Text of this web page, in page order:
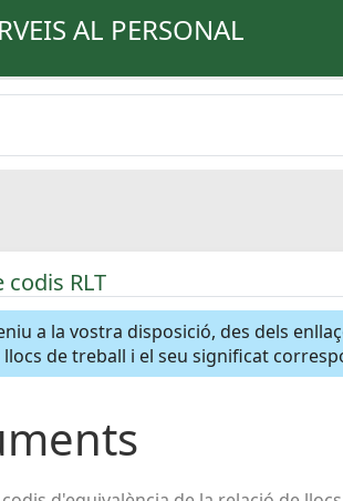
AL PERSONAL
codis RLT
a la vostra disposició, des dels
llocs de treball i el seu significat